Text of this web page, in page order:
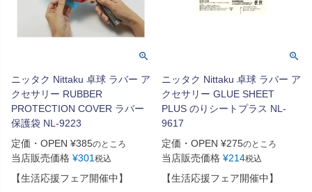
ニッタク Nittaku 卓球 ラバー ア
クセサリー RUBBER
PROTECTION COVER ラバー
保護袋 NL-9223
定価・OPEN ¥385のところ
当店販売価格 ¥301 税込
【生活応援フェア開催中】
ニッタク Nittaku 卓球 ラバー ア
クセサリー GLUE SHEET
PLUS のりシートプラス NL-
9617
定価・OPEN ¥275のところ
当店販売価格 ¥214税込
【生活応援フェア開催中】